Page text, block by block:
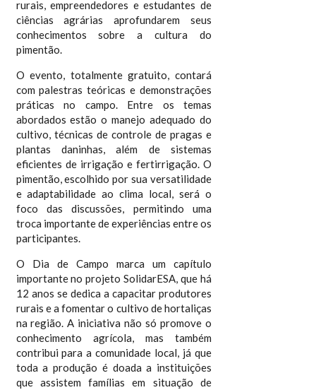
rurais, empreendedores e estudantes de
ciências agrárias aprofundarem seus
conhecimentos sobre a cultura do
pimentão.
O evento, totalmente gratuito, contará
com palestras teóricas e demonstrações
práticas no campo. Entre os temas
abordados estão o manejo adequado do
cultivo, técnicas de controle de pragas e
plantas daninhas, além de sistemas
eficientes de irrigação e fertirrigação. O
pimentão, escolhido por sua versatilidade
e adaptabilidade ao clima local, será o
foco das discussões, permitindo uma
troca importante de experiências entre os
participantes.
O Dia de Campo marca um capítulo
importante no projeto SolidarESA, que há
12 anos se dedica a capacitar produtores
rurais e a fomentar o cultivo de hortaliças
na região. A iniciativa não só promove o
conhecimento agrícola, mas também
contribui para a comunidade local, já que
toda a produção é doada a instituições
que assistem famílias em situação de